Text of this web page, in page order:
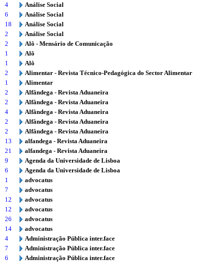
4
Análise Social
6
Análise Social
18
Análise Social
2
Análise Social
2
Alô - Mensário de Comunicação
1
Alô
1
Alô
2
Alimentar - Revista Técnico-Pedagógica do Sector Alimentar
1
Alimentar
2
Alfândega - Revista Aduaneira
2
Alfândega - Revista Aduaneira
4
Alfândega - Revista Aduaneira
2
Alfândega - Revista Aduaneira
2
Alfândega - Revista Aduaneira
13
alfandega - Revista Aduaneira
21
alfandega - Revista Aduaneira
9
Agenda da Universidade de Lisboa
6
Agenda da Universidade de Lisboa
1
advocatus
7
advocatus
12
advocatus
12
advocatus
26
advocatus
14
advocatus
4
Administração Pública inter.face
7
Administração Pública inter.face
6
Administração Pública inter.face